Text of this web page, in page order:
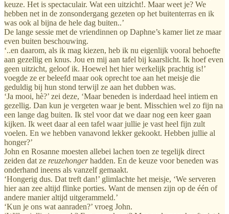
keuze. Het is spectaculair. Wat een uitzicht!. Maar weet je? We
hebben net in de zonsondergang gezeten op het buitenterras en ik
was ook al bijna de hele dag buiten..’
De lange sessie met de vriendinnen op Daphne’s kamer liet ze maar
even buiten beschouwing.
‘..en daarom, als ik mag kiezen, heb ik nu eigenlijk vooral behoefte
aan gezellig en knus. Jou en mij aan tafel bij kaarslicht. Ik hoef even
geen uitzicht, geloof ik. Hoewel het hier werkelijk prachtig is!’
voegde ze er beleefd maar ook oprecht toe aan het meisje die
geduldig bij hun stond terwijl ze aan het dubben was.
‘Ja mooi, hè?’ zei deze, ‘Maar beneden is inderdaad heel intiem en
gezellig. Dan kun je vergeten waar je bent. Misschien wel zo fijn na
een lange dag buiten. Ik stel voor dat we daar nog een keer gaan
kijken. Ik weet daar al een tafel waar jullie je vast heel fijn zult
voelen. En we hebben vanavond lekker gekookt. Hebben jullie al
honger?’
John en Rosanne moesten allebei lachen toen ze tegelijk direct
zeiden dat ze reuzehongerhadden. En de keuze voor beneden was
onderhand ineens als vanzelf gemaakt.
‘Hongerig dus. Dat treft dan!’ glimlachte het meisje, ‘We serveren
hier aan zee altijd flinke porties. Want de mensen zijn op de één of
andere manier altijd uitgerammeld.’
‘Kun je ons wat aanraden?’ vroeg John.